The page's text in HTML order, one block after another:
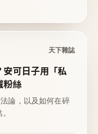
天下雜誌
可日子用「私
粉絲
論，以及如何在碎